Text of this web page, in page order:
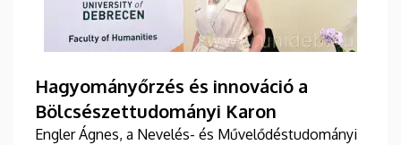
Hagyományőrzés és innováció a
Bölcsészettudományi Karon
Engler Ágnes, a Nevelés- és Művelődéstudományi